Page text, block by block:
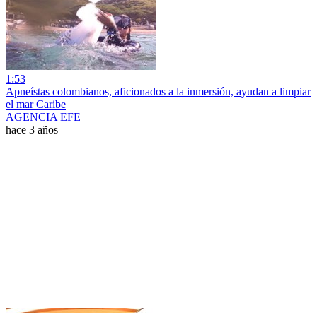
1:53
Apneístas colombianos, aficionados a la inmersión, ayudan a limpiar
el mar Caribe
AGENCIA EFE
hace 3 años